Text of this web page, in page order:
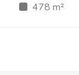
478 m²